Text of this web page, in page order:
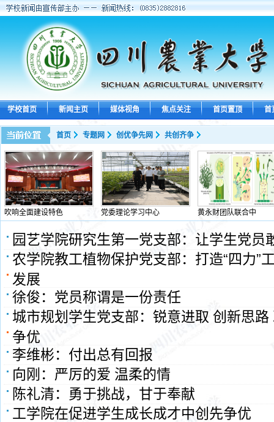
学校首页 新闻主页 媒体视角 焦点关注 首页置顶 首
首页 专题网 创优争先网 共创齐争
吹响全面建设特色 党委理论学习中心 黄永财团队联合中
园艺学院研究生第一党支部：让学生党员
农学院教工植物保护党支部：打造“四力”
发展
徐俊：党员称谓是一份责任
城市规划学生党支部：锐意进取 创新思
争优
李维彬：付出总有回报
向刚：严厉的爱 温柔的情
陈礼清：勇于挑战，甘于奉献
工学院在促进学生成长成才中创先争优